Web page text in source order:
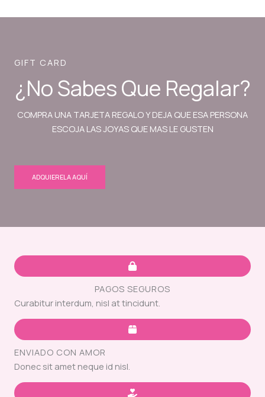
GIFT CARD
¿No Sabes Que Regalar?
COMPRA UNA TARJETA REGALO Y DEJA QUE ESA PERSONA
ESCOJA LAS JOYAS QUE MAS LE GUSTEN
ADQUIERELA AQUÍ
PAGOS SEGUROS
Curabitur interdum, nisl at tincidunt.
ENVIADO CON AMOR
Donec sit amet neque id nisl.